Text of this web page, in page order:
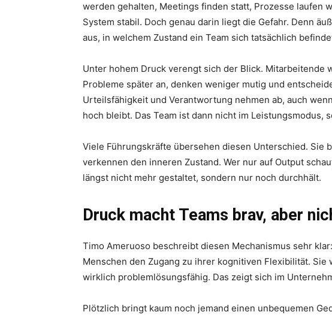
werden gehalten, Meetings finden statt, Prozesse laufen
System stabil. Doch genau darin liegt die Gefahr. Denn
aus, in welchem Zustand ein Team sich tatsächlich
Unter hohem Druck verengt sich der Blick. Mitarbeitende
Probleme später an, denken weniger mutig und
Urteilsfähigkeit und Verantwortung nehmen ab, auch
hoch bleibt. Das Team ist dann nicht im Leistungsmodus,
Viele Führungskräfte übersehen diesen Unterschied. Sie
verkennen den inneren Zustand. Wer nur auf Output
längst nicht mehr gestaltet, sondern nur noch durchhält.
Druck macht Teams brav, aber
Timo Ameruoso beschreibt diesen Mechanismus sehr
Menschen den Zugang zu ihrer kognitiven Flexibilität.
wirklich problemlösungsfähig. Das zeigt sich im
Plötzlich bringt kaum noch jemand einen unbequemen